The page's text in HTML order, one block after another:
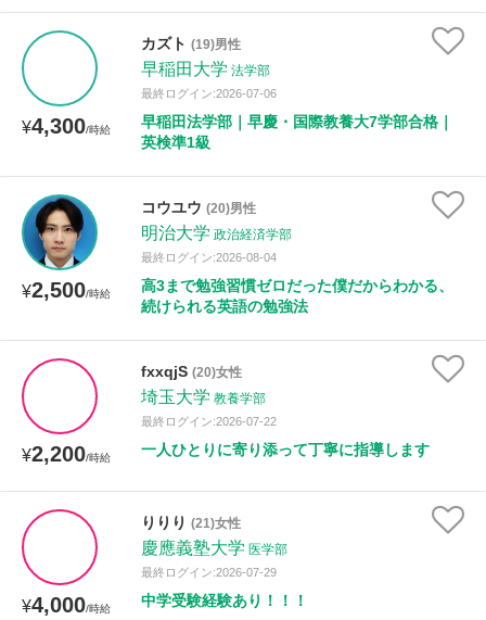
¥4,300/時給
カズト (19)男性
早稲田大学 法学部
最終ログイン:2026-07-06
早稲田法学部｜早慶・国際教養大7学部合格｜
英検準1級
¥2,500/時給
コウユウ (20)男性
明治大学 政治経済学部
最終ログイン:2026-08-04
高3まで勉強習慣ゼロだった僕だからわかる、
続けられる英語の勉強法
¥2,200/時給
fxxqjS (20)女性
埼玉大学 教養学部
最終ログイン:2026-07-22
一人ひとりに寄り添って丁寧に指導します
¥4,000/時給
りりり (21)女性
慶應義塾大学 医学部
最終ログイン:2026-07-29
中学受験経験あり！！！
距離：15km以内
年齢：18-101歳
性別